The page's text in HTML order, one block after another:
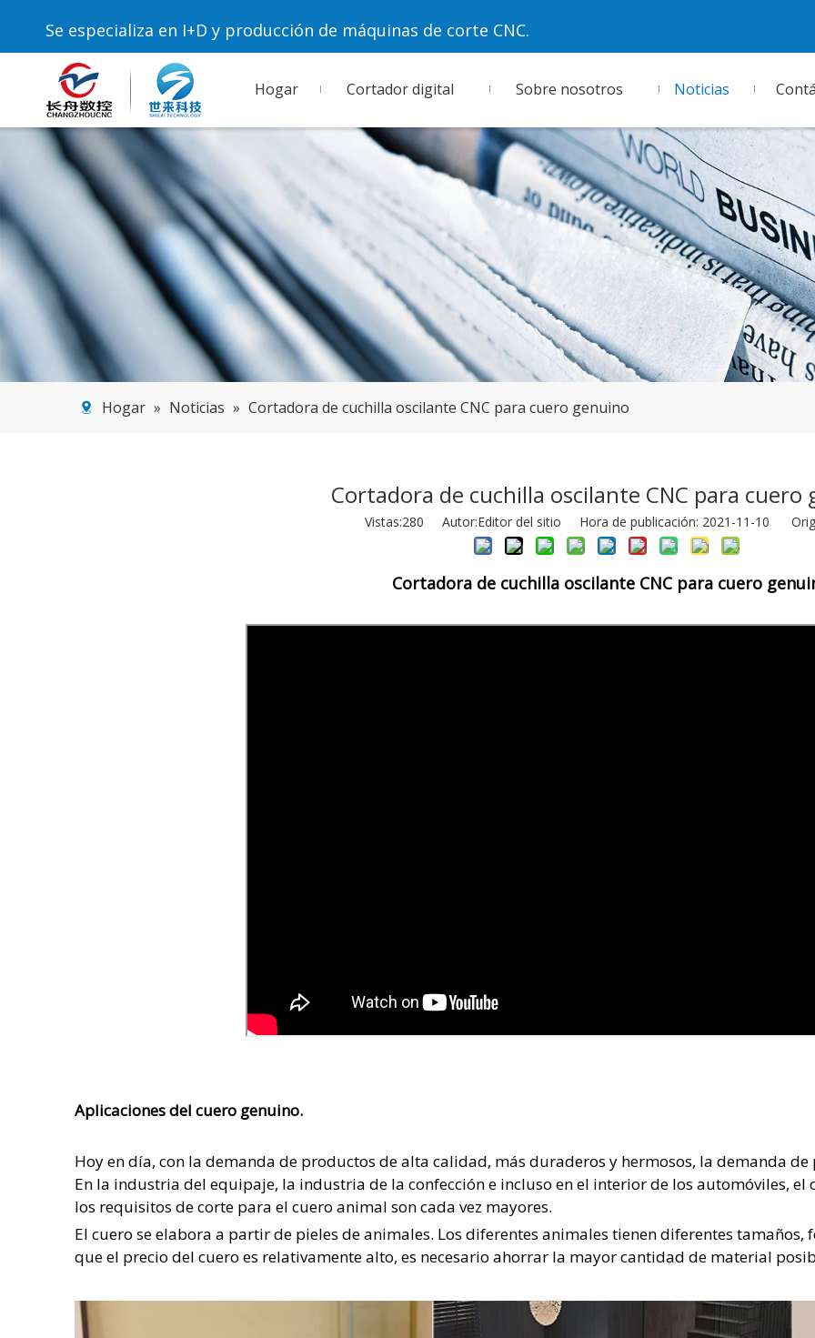
Se especializa en I+D y producción de máquinas de corte CNC.
Hogar Cortador digital Sobre nosotros Noticias
Hogar » Noticias » Cortadora de cuchilla oscilante CNC para cuero genuino
Cortadora de cuchilla oscilante CNC para cuero
Vistas:280 Autor:Editor del sitio Hora de publicación: 2021-11-10
Cortadora de cuchilla oscilante CNC para cuero
Aplicaciones del cuero genuino.
Hoy en día, con la demanda de productos de alta calidad, más duraderos y hermosos, la demanda
En la industria del equipaje, la industria de la confección e incluso en el interior de los automóviles,
los requisitos de corte para el cuero animal son cada vez mayores.
El cuero se elabora a partir de pieles de animales. Los diferentes animales tienen diferentes tamaños,
que el precio del cuero es relativamente alto, es necesario ahorrar la mayor cantidad de material